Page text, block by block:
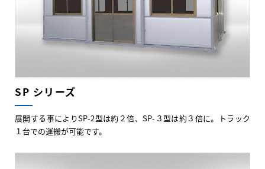
SP シリーズ
展開する事によりSP-2型は約２倍、SP-３型は約３倍に。トラック
１台での運搬が可能です。